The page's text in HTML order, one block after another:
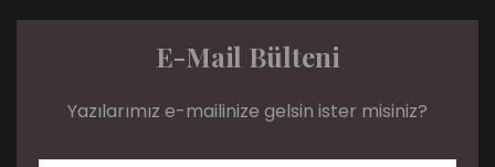
E-Mail Bülteni
Yazılarımız e-mailinize gelsin ister misiniz?